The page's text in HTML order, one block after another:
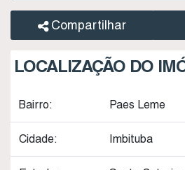
Compartilhar
LOCALIZAÇÃO DO
Bairro: Paes Leme
Cidade: Imbituba